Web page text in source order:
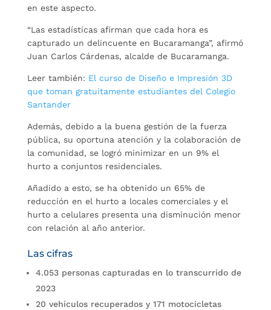
en este aspecto.
“Las estadísticas afirman que cada hora es
capturado un delincuente en Bucaramanga”, afirmó
Juan Carlos Cárdenas, alcalde de Bucaramanga.
Leer también: El curso de Diseño e Impresión 3D
que toman gratuitamente estudiantes del Colegio
Santander
Además, debido a la buena gestión de la fuerza
pública, su oportuna atención y la colaboración de
la comunidad, se logró minimizar en un 9% el
hurto a conjuntos residenciales.
Añadido a esto, se ha obtenido un 65% de
reducción en el hurto a locales comerciales y el
hurto a celulares presenta una disminución menor
con relación al año anterior.
Las cifras
4.053 personas capturadas en lo transcurrido de
2023
20 vehículos recuperados y 171 motocicletas